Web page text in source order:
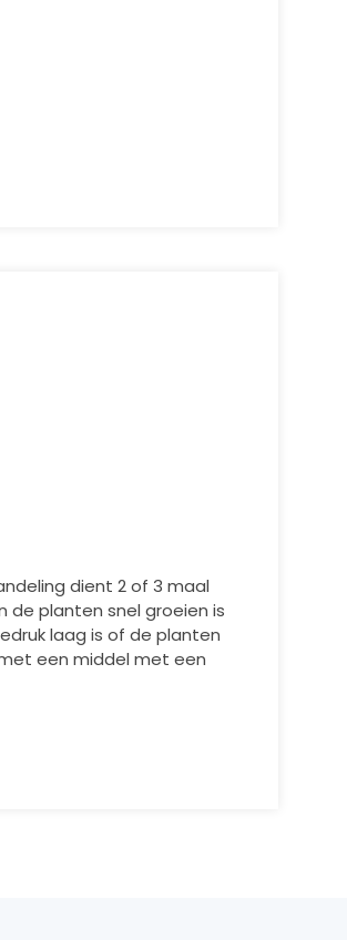
dient 2 of 3 maal
de planten snel groeien is
laag is of de planten
een middel met een